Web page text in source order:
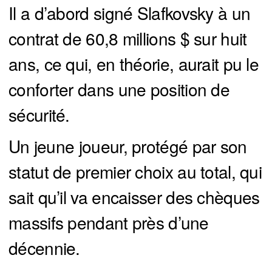
Il a d’abord signé Slafkovsky à un
contrat de 60,8 millions $ sur huit
ans, ce qui, en théorie, aurait pu le
conforter dans une position de
sécurité.
Un jeune joueur, protégé par son
statut de premier choix au total, qui
sait qu’il va encaisser des chèques
massifs pendant près d’une
décennie.